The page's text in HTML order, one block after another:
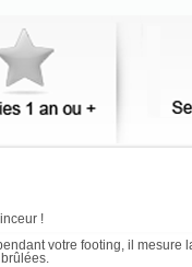
!
votre footing, il mesure